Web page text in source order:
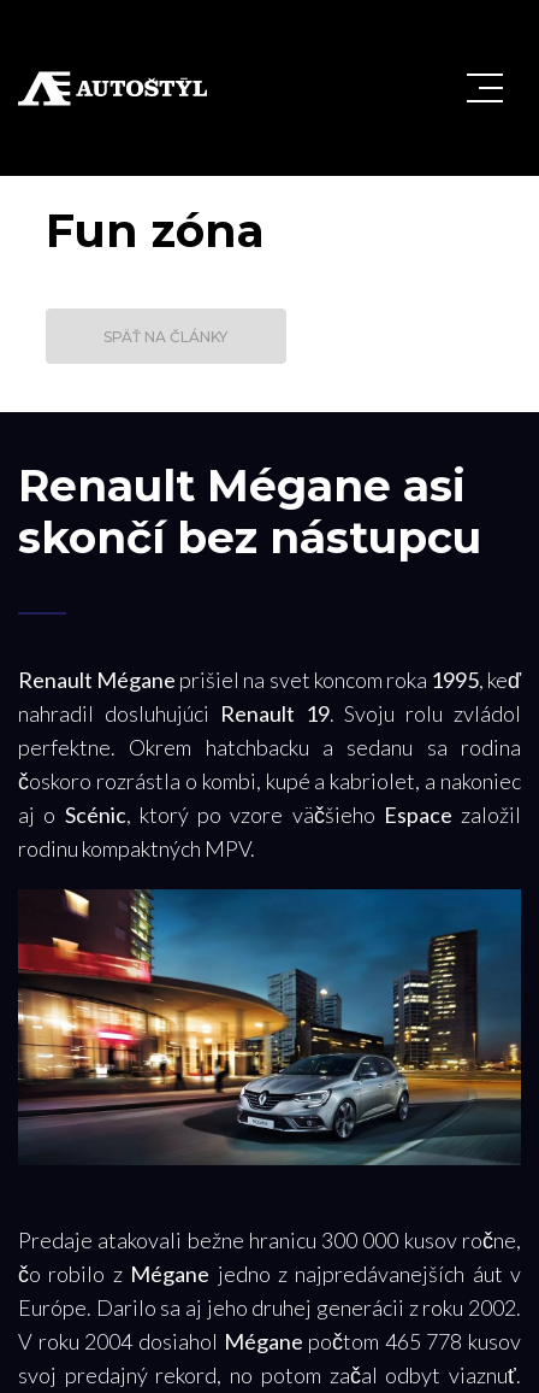
Fun zóna
SPÄŤ NA ČLÁNKY
Renault Mégane asi
skončí bez nástupcu
Renault Mégane prišiel na svet koncom roka 1995, keď
nahradil dosluhujúci Renault 19. Svoju rolu zvládol
perfektne. Okrem hatchbacku a sedanu sa rodina
čoskoro rozrástla o kombi, kupé a kabriolet, a nakoniec
aj o Scénic, ktorý po vzore väčšieho Espace založil
rodinu kompaktných MPV.
Predaje atakovali bežne hranicu 300 000 kusov ročne,
čo robilo z Mégane jedno z najpredávanejších áut v
Európe. Darilo sa aj jeho druhej generácii z roku 2002.
V roku 2004 dosiahol Mégane počtom 465 778 kusov
svoj predajný rekord, no potom začal odbyt viaznuť.